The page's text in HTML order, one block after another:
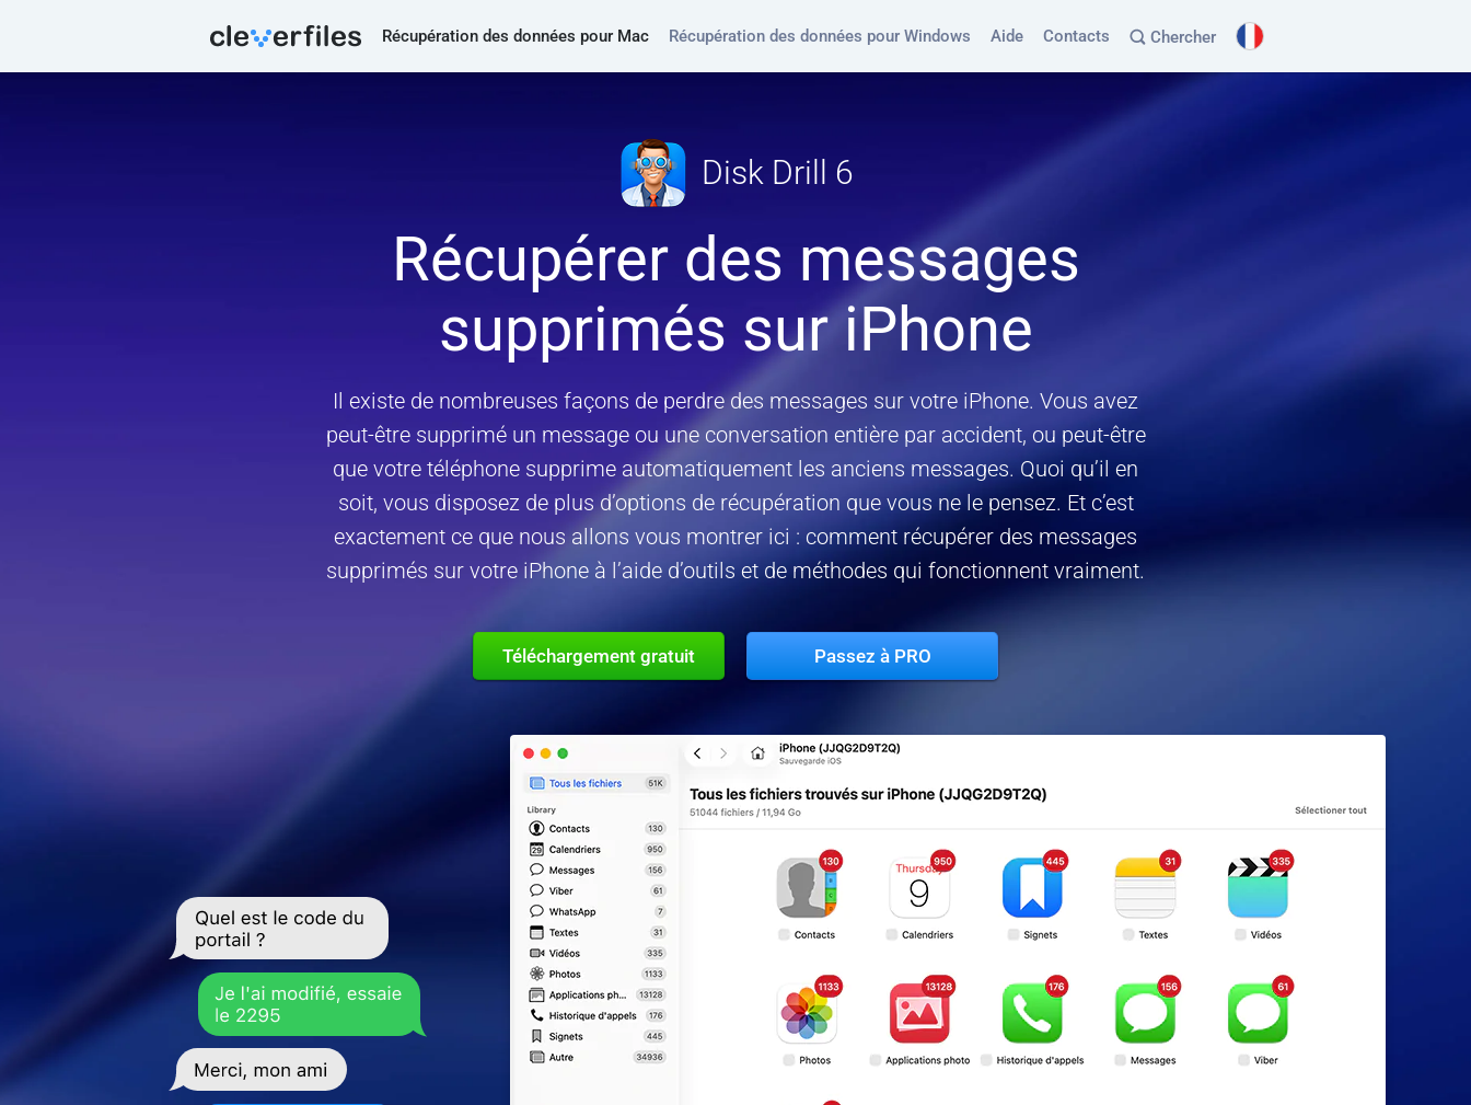
Récupération des données pour Mac Récupération des données pour Windows Aide Contacts Chercher
Disk Drill 6
Récupérer des messages
supprimés sur iPhone
Il existe de nombreuses façons de perdre des messages sur votre iPhone. Vous avez
peut-être supprimé un message ou une conversation entière par accident, ou peut-être
que votre téléphone supprime automatiquement les anciens messages. Quoi qu’il en
soit, vous disposez de plus d’options de récupération que vous ne le pensez. Et c’est
exactement ce que nous allons vous montrer ici : comment récupérer des messages
supprimés sur votre iPhone à l’aide d’outils et de méthodes qui fonctionnent vraiment.
Téléchargement gratuit Passez à PRO